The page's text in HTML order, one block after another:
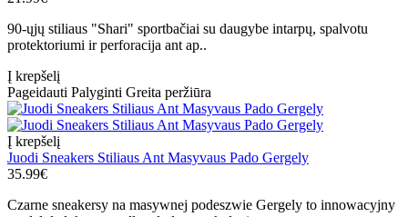
90-ųjų stiliaus "Shari" sportbačiai su daugybe intarpų, spalvotu
protektoriumi ir perforacija ant ap..
Į krepšelį
Pageidauti Palyginti Greita peržiūra
Į krepšelį
Juodi Sneakers Stiliaus Ant Masyvaus Pado Gergely
35.99€
Czarne sneakersy na masywnej podeszwie Gergely to innowacyjny